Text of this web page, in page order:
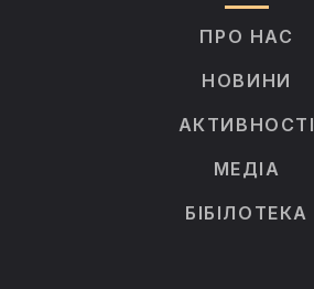
ПРО НАС
НОВИНИ
АКТИВНОСТІ
МЕДІА
БІБІЛОТЕКА